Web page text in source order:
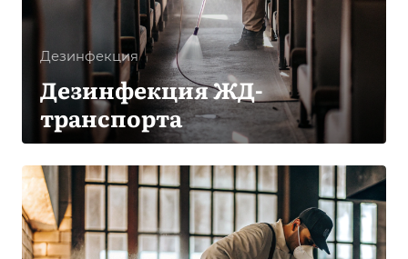
Дезинфекция
Дезинфекция ЖД-
транспорта